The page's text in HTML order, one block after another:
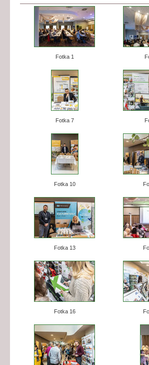
Fotka 1
Fotka 7
Fotka 10
Fotka 13
Fotka 16